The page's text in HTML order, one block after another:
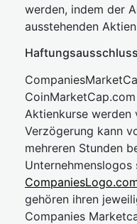
werden, indem der
ausstehenden
Haftungsausschluss
Aktienkurse
Verzögerung kann
mehreren Stunden
Unternehmenslogos
gehören ihren
Companies